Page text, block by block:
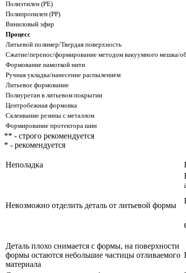
Полиэтилен (PE)
Полипропилен (РР)
Виниловый эфир
Процесс
Литьевой полимер/Твердая поверхность
Сжатие/перенос/формирование методом вакуумного мешка/
Формование намоткой нити
Ручная укладка/нанесение распылением
Литьевое формование
Полиуретан в литьевом покрытии
Центробежная формовка
Склеивание резины с металлом
Формирование протектора шин
** - строго рекомендуется
* - рекомендуется
Неполадка
Невозможно отделить деталь от литьевой формы
Деталь плохо снимается с формы, на поверхности
формы остаются небольшие частицы отливаемого
материала